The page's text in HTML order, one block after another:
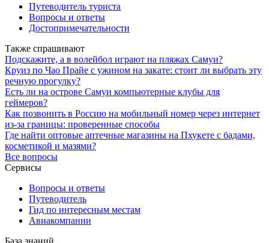
Путеводитель туриста
Вопросы и ответы
Достопримечательности
Также спрашивают
Подскажите, а в волейбол играют на пляжах Самуи?
Круиз по Чао Прайе с ужином на закате: стоит ли выбрать эту
речную прогулку?
Есть ли на острове Самуи компьютерные клубы для
геймеров?
Как позвонить в Россию на мобильный номер через интернет
из-за границы: проверенные способы
Где найти оптовые аптечные магазины на Пхукете с бадами,
косметикой и мазями?
Все вопросы
Сервисы
Вопросы и ответы
Путеводитель
Гид по интересным местам
Авиакомпании
База знаний